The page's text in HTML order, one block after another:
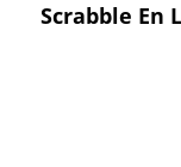
Scrabble En